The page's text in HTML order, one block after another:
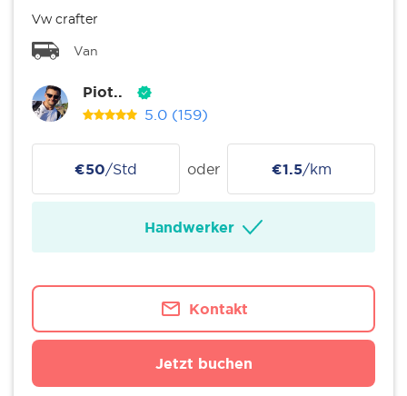
Vw crafter
Van
Piot..
5.0 (159)
€50/Std oder €1.5/km
Handwerker
Kontakt
Jetzt buchen